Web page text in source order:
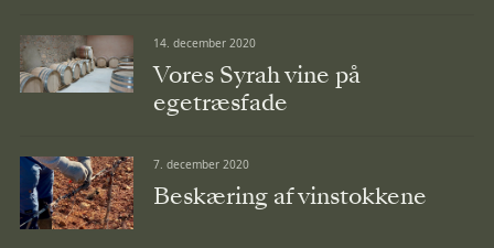
14. december 2020
Vores Syrah vine på
egetræsfade
7. december 2020
Beskæring af vinstokkene